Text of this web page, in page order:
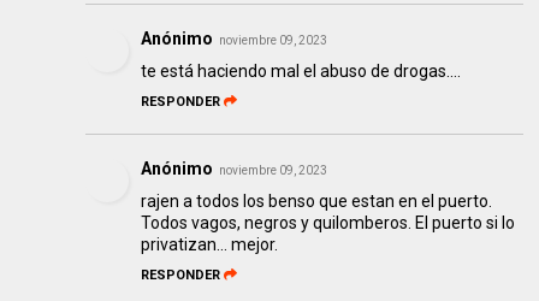
Anónimo noviembre 09, 2023
te está haciendo mal el abuso de drogas....
RESPONDER
Anónimo noviembre 09, 2023
rajen a todos los benso que estan en el puerto.
Todos vagos, negros y quilomberos. El puerto si lo
privatizan... mejor.
RESPONDER